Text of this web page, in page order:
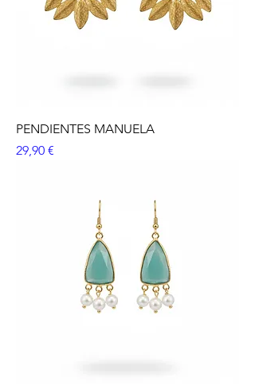
PENDIENTES MANUELA
Precio
29,90 €